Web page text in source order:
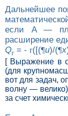
Дальнейшее
если A —
расширение
Qr = - r([(¶u)/(¶x
[ Выражение в
(для
вот для задач,
волну —
за счет